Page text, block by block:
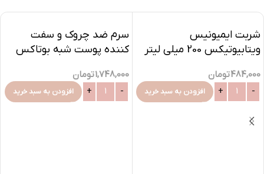
شربت ایمیونیس
ویتابیوتیکس 200 میلی لیتر
484,000تومان
افزودن به سبد خرید
سرم ضد چروک و سفت
کننده پوست شبه بوتاکس
1,748,000تومان
افزودن به سبد خرید